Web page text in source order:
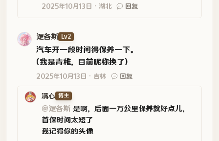
2025年10月13日 湖北 回复
逻各斯 Lv2
汽车开一段时间得保养一下。
(我是青稚，目前昵称换了)
2025年10月13日 吉林 回复
满心 博主
@逻各斯 是啊，后面一万公里保养就好点儿，
首保时间太短了
我记得你的头像